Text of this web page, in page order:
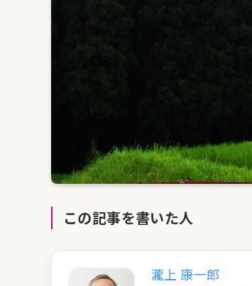
この記事を書いた人
瀧上 康一郎